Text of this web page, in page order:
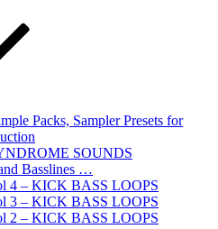
Packs, Sampler Presets for
SOUNDS
Basslines …
4 – KICK BASS LOOPS
3 – KICK BASS LOOPS
2 – KICK BASS LOOPS